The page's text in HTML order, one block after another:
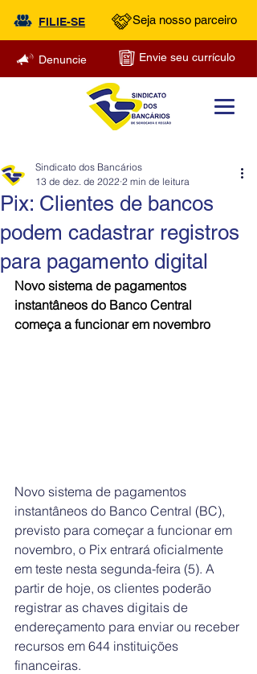
FILIE-SE Seja nosso parceiro
Denuncie Envie seu currículo
Pix: Clientes de bancos
podem cadastrar registros
para pagamento digital
Sindicato dos Bancários
13 de dez. de 2022 2 min de leitura
Novo sistema de pagamentos
instantâneos do Banco Central
começa a funcionar em novembro
Novo sistema de pagamentos
instantâneos do Banco Central (BC),
previsto para começar a funcionar em
novembro, o Pix entrará oficialmente
em teste nesta segunda-feira (5). A
partir de hoje, os clientes poderão
registrar as chaves digitais de
endereçamento para enviar ou receber
recursos em 644 instituições
financeiras.